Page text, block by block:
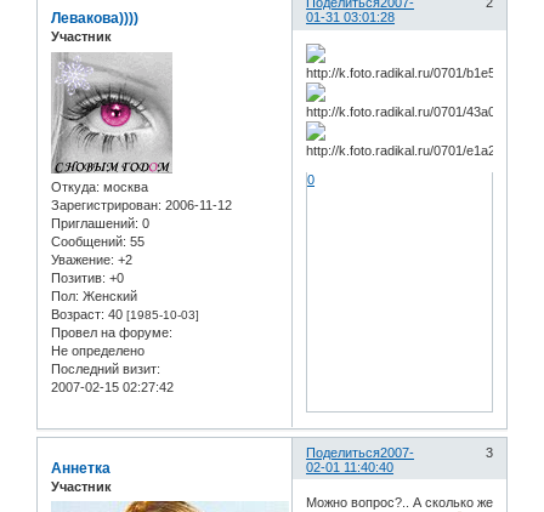
01-31 03:01:28
Левакова))))
Участник
Откуда: москва
Зарегистрирован: 2006-11-12
Приглашений: 0
Сообщений: 55
Уважение: +2
Позитив: +0
Пол: Женский
Возраст: 40 [1985-10-03]
Провел на форуме:
Не определено
Последний визит:
2007-02-15 02:27:42
0
Поделиться 3
2007-
02-01 11:40:40
Аннетка
Участник
Можно вопрос?.. А сколько же